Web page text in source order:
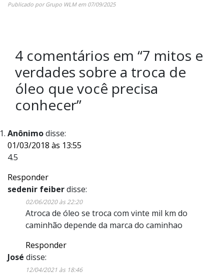
Publicado porGrupo WLMem 07/09/2025
4 comentários em “7 mitos e
verdades sobre a troca de
óleo que você precisa
conhecer”
Anônimodisse:
01/03/2018 às 13:55
4.5
Responder
sedenir feiberdisse:
02/06/2020 às 22:20
Atroca de óleo se troca com vinte mil km do
caminhão depende da marca do caminhao
Responder
José disse:
12/04/2021 às 18:46